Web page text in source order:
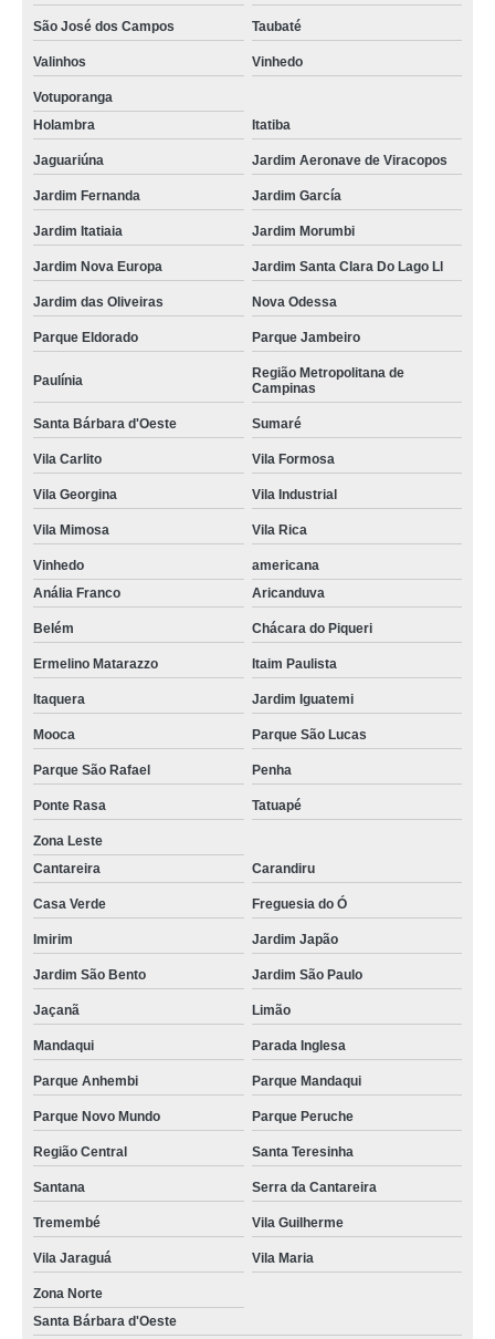
São José dos Campos Taubaté
Valinhos Vinhedo
Votuporanga
Holambra
Itatiba
Jaguariúna Jardim Aeronave de Viracopos
Jardim Fernanda Jardim García
Jardim Itatiaia Jardim Morumbi
Jardim Nova Europa Jardim Santa Clara Do Lago Ll
Jardim das Oliveiras Nova Odessa
Parque Eldorado Parque Jambeiro
Paulínia
Região Metropolitana de
Campinas
Santa Bárbara d'Oeste Sumaré
Vila Carlito Vila Formosa
Vila Georgina Vila Industrial
Vila Mimosa Vila Rica
Vinhedo
americana
Anália Franco
Aricanduva
Belém Chácara do Piqueri
Ermelino Matarazzo Itaim Paulista
Itaquera Jardim Iguatemi
Mooca Parque São Lucas
Parque São Rafael Penha
Ponte Rasa Tatuapé
Zona Leste
Cantareira
Carandiru
Casa Verde Freguesia do Ó
Imirim Jardim Japão
Jardim São Bento Jardim São Paulo
Jaçanã Limão
Mandaqui Parada Inglesa
Parque Anhembi Parque Mandaqui
Parque Novo Mundo Parque Peruche
Região Central Santa Teresinha
Santana Serra da Cantareira
Tremembé Vila Guilherme
Vila Jaraguá Vila Maria
Zona Norte
Santa Bárbara d'Oeste